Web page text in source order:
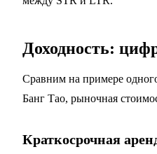
Доходность:
Сравним на примере
Банг Тао, рыночная
Краткосрочная